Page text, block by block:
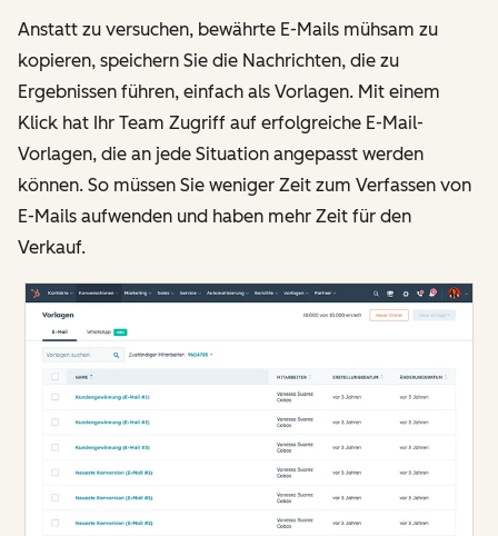
Anstatt zu versuchen, bewährte E-Mails mühsam zu
kopieren, speichern Sie die Nachrichten, die zu
Ergebnissen führen, einfach als Vorlagen. Mit einem
Klick hat Ihr Team Zugriff auf erfolgreiche E-Mail-
Vorlagen, die an jede Situation angepasst werden
können. So müssen Sie weniger Zeit zum Verfassen von
E-Mails aufwenden und haben mehr Zeit für den
Verkauf.